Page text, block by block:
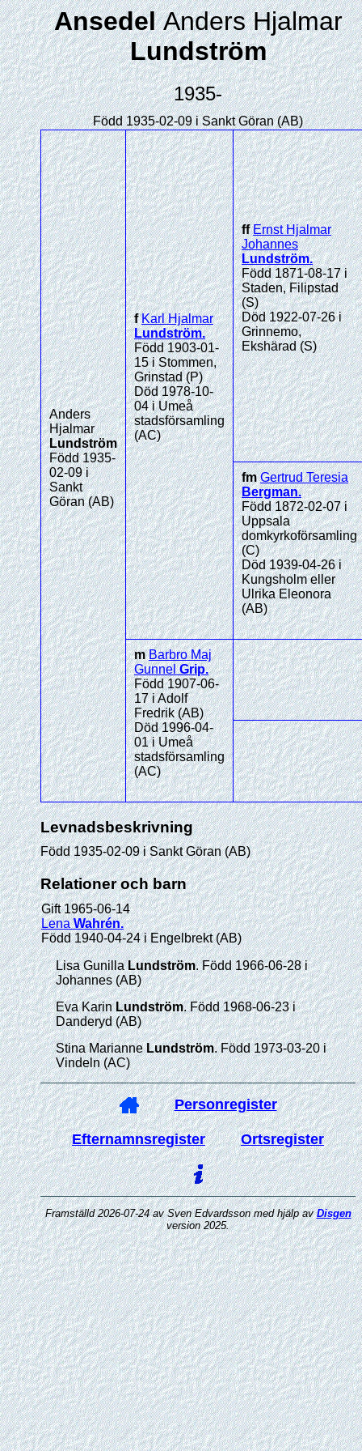
AnsedelAnders Hjalmar
Lundström
1935-
Född 1935-02-09 i Sankt Göran (AB)
Anders
Hjalmar
Lundström
Född 1935-
02-09 i
Sankt
Göran (AB)
fKarl Hjalmar
Lundström.
Född 1903-01-
15 i Stommen,
Grinstad (P)
Död 1978-10-
04 i Umeå
stadsförsamling
(AC)
ffErnst Hjalmar
Johannes
Lundström.
Född 1871-08-17 i
Staden, Filipstad
(S)
Död 1922-07-26 i
Grinnemo,
Ekshärad (S)
fmGertrud Teresia
Bergman.
Född 1872-02-07 i
Uppsala
domkyrkoförsamling
(C)
Död 1939-04-26 i
Kungsholm eller
Ulrika Eleonora
(AB)
mBarbro Maj
Gunnel Grip.
Född 1907-06-
17 i Adolf
Fredrik (AB)
Död 1996-04-
01 i Umeå
stadsförsamling
(AC)
Levnadsbeskrivning
Född 1935-02-09 i Sankt Göran (AB)
Relationer och barn
Gift 1965-06-14
Lena Wahrén.
Född 1940-04-24 i Engelbrekt (AB)
Lisa Gunilla Lundström. Född 1966-06-28 i
Johannes (AB)
Eva Karin Lundström. Född 1968-06-23 i
Danderyd (AB)
Stina Marianne Lundström. Född 1973-03-20 i
Vindeln (AC)
Personregister
Efternamnsregister Ortsregister
Framställd 2026-07-24 av Sven Edvardsson med hjälp avDisgen
version 2025.